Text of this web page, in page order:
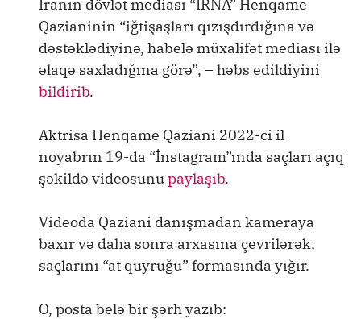
İranın dövlət mediası “İRNA” Henqame
Qazianinin “iğtişaşları qızışdırdığına və
dəstəklədiyinə, habelə müxalifət mediası ilə
əlaqə saxladığına görə”, – həbs edildiyini
bildirib.
Aktrisa Henqame Qaziani 2022-ci il
noyabrın 19-da “İnstagram”ında saçları açıq
şəkildə videosunupaylaşıb.
Videoda Qaziani danışmadan kameraya
baxır və daha sonra arxasına çevrilərək,
saçlarını “at quyruğu” formasında yığır.
O, posta belə bir şərh yazıb: